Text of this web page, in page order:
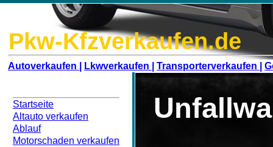
Pkw-Kfzverkaufen.de
Autoverkaufen | Lkwverkaufen | Transporterverkaufen |
Startseite
Altauto verkaufen
Ablauf
Motorschaden verkaufen